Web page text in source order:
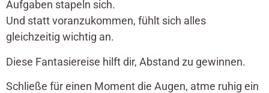
Aufgaben stapeln sich.
Und statt voranzukommen, fühlt sich alles
gleichzeitig wichtig an.
Diese Fantasiereise hilft dir, Abstand zu gewinnen.
Schließe für einen Moment die Augen, atme ruhig ein